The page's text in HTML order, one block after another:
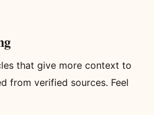
that give more context to
from verified sources. Feel